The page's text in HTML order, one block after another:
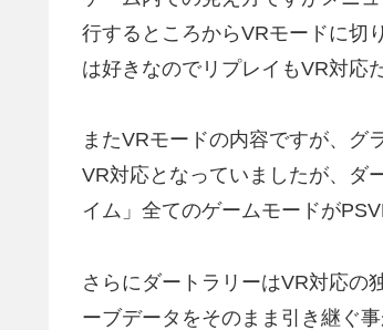
行するところからVRモードに切
は好きなのでリプレイもVR対応
またVRモードの内容ですが、グ
VR対応となっていましたが、ダ
イム」全てのゲームモードが
さらにダートラリーはVR対応の
ーブデータをそのまま引き継ぐ